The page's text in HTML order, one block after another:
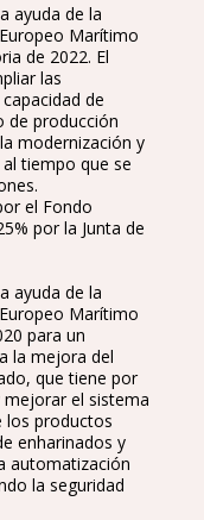
ayuda de la
Marítimo
de 2022. El
las
de
de producción
modernización y
tiempo que se
el Fondo
por la Junta de
ayuda de la
Marítimo
para un
la mejora del
que tiene por
el sistema
los productos
enharinados y
automatización
la seguridad